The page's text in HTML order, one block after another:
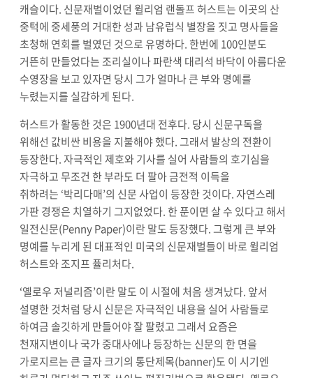
캐슬이다. 신문재벌이었던 윌리엄 랜돌프 허스트는 이곳의 산
중턱에 중세풍의 거대한 성과 남유럽식 별장을 짓고 명사들을
초청해 연회를 벌였던 것으로 유명하다.한번에 100인분도
거뜬히 만들었다는 조리실이나 파란색 대리석 바닥이 아름다운
수영장을 보고 있자면 당시 그가 얼마나 큰 부와 명예를
누렸는지를 실감하게 된다.
허스트가 활동한 것은 1900년대 전후다. 당시 신문구독을
위해선 값비싼 비용을 지불해야 했다. 그래서 발상의 전환이
등장한다. 자극적인 제호와 기사를 실어 사람들의 호기심을
자극하고무조건 한 부라도 더 팔아 금전적 이득을
취하려는 ‘박리다매’의 신문 사업이 등장한 것이다. 자연스레
가판 경쟁은 치열하기 그지없었다.한 푼이면 살 수 있다고 해서
일전신문(Penny Paper)이란 말도 등장했다. 그렇게 큰 부와
명예를 누리게 된 대표적인 미국의 신문재벌들이 바로 윌리엄
허스트와 조지프 퓰리처다.
‘옐로우 저널리즘’이란 말도 이 시절에 처음 생겨났다. 앞서
설명한 것처럼 당시 신문은 자극적인 내용을 실어 사람들로
하여금 솔깃하게 만들어야 잘 팔렸고 그래서 요즘은
천재지변이나 국가 중대사에나 등장하는 신문의 한 면을
가로지르는 큰 글자 크기의 통단제목(banner)도 이 시기엔